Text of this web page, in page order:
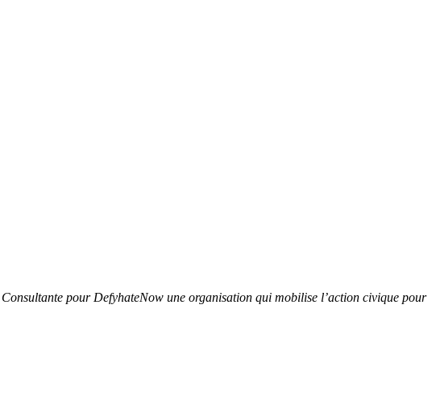
pour DefyhateNow une organisation qui mobilise l’action civique pour